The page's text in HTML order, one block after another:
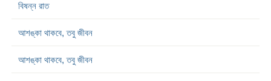
বিষন্ন রাত
আশঙ্কা থাকবে, তবু জীবন
আশঙ্কা থাকবে, তবু জীবন